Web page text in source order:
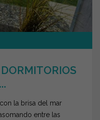
la brisa del mar
entre las